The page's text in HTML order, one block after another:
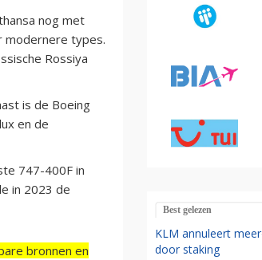
nog met
modernere types.
Rossiya
is de Boeing
en de
747-400F in
in 2023 de
bronnen en
Best gelezen
KLM annuleert
door staking